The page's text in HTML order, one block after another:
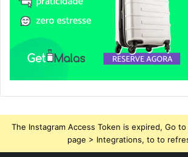
The Instagram Access Token is expired, Go
page > Integrations, to to